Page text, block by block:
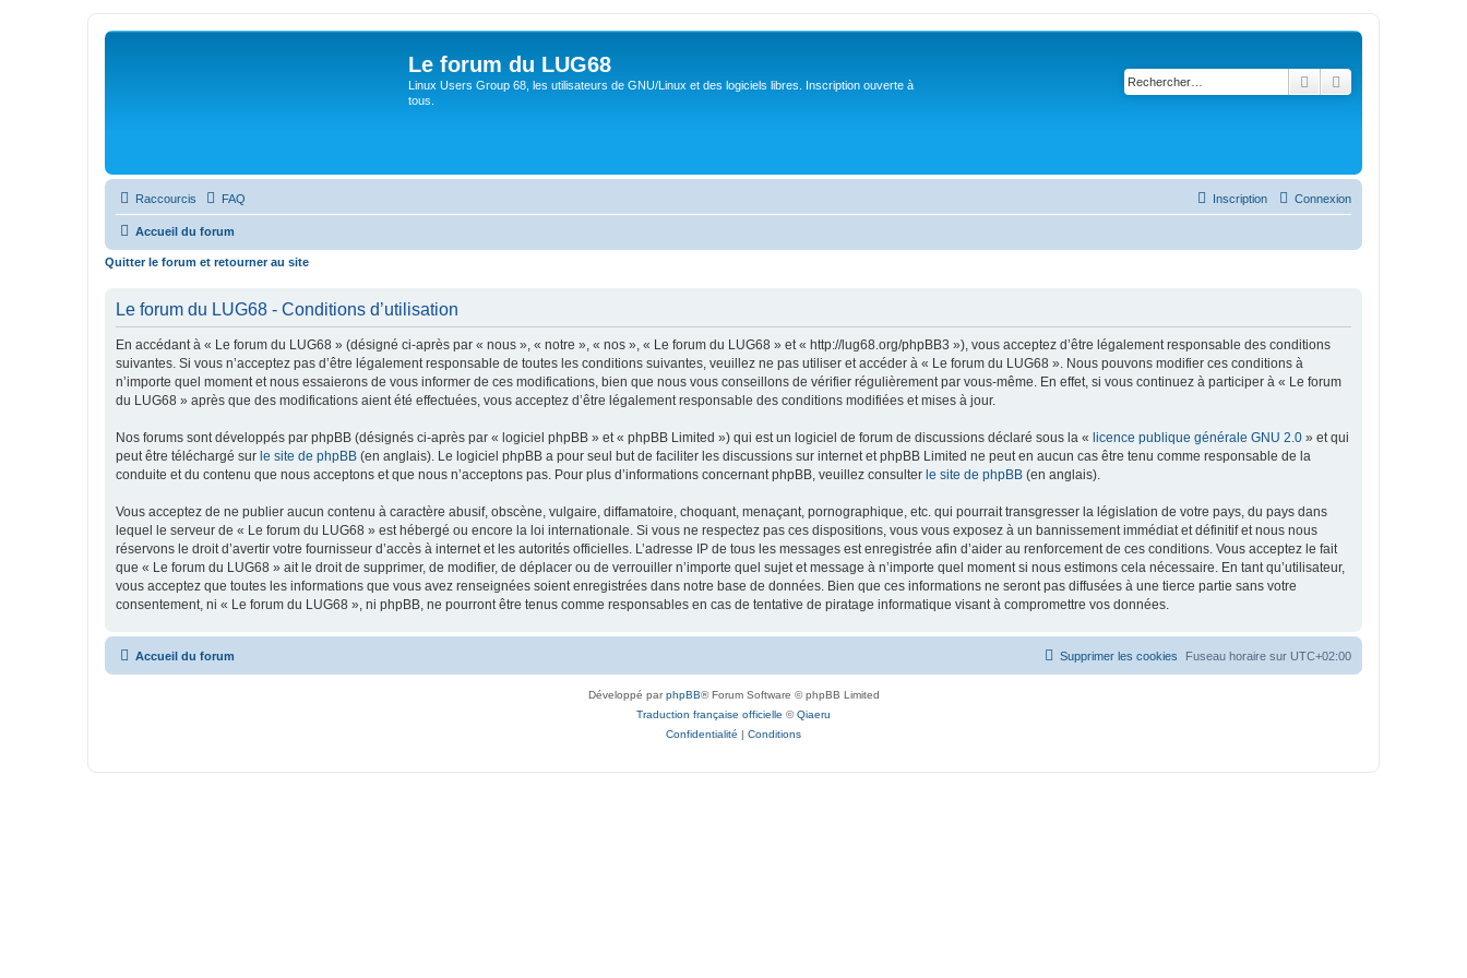
Le forum du LUG68
Linux Users Group 68, les utilisateurs de GNU/Linux et des logiciels libres. Inscription ouverte à
tous.
Rechercher
Raccourcis FAQ Connexion
Inscription
Accueil du forum
Quitter le forum et retourner au site
Le forum du LUG68 - Conditions d’utilisation
En accédant à « Le forum du LUG68 » (désigné ci-après par « nous », « notre », « nos », « Le forum du LUG68 » et « http://lug68.org/phpBB3 »), vous acceptez d’être légalement responsable des conditions
suivantes. Si vous n’acceptez pas d’être légalement responsable de toutes les conditions suivantes, veuillez ne pas utiliser et accéder à « Le forum du LUG68 ». Nous pouvons modifier ces conditions à
n’importe quel moment et nous essaierons de vous informer de ces modifications, bien que nous vous conseillons de vérifier régulièrement par vous-même. En effet, si vous continuez à participer à « Le forum
du LUG68 » après que des modifications aient été effectuées, vous acceptez d’être légalement responsable des conditions modifiées et mises à jour.
Nos forums sont développés par phpBB (désignés ci-après par « logiciel phpBB » et « phpBB Limited ») qui est un logiciel de forum de discussions déclaré sous la « licence publique générale GNU 2.0 » et qui
peut être téléchargé sur le site de phpBB (en anglais). Le logiciel phpBB a pour seul but de faciliter les discussions sur internet et phpBB Limited ne peut en aucun cas être tenu comme responsable de la
conduite et du contenu que nous acceptons et que nous n’acceptons pas. Pour plus d’informations concernant phpBB, veuillez consulter le site de phpBB (en anglais).
Vous acceptez de ne publier aucun contenu à caractère abusif, obscène, vulgaire, diffamatoire, choquant, menaçant, pornographique, etc. qui pourrait transgresser la législation de votre pays, du pays dans
lequel le serveur de « Le forum du LUG68 » est hébergé ou encore la loi internationale. Si vous ne respectez pas ces dispositions, vous vous exposez à un bannissement immédiat et définitif et nous nous
réservons le droit d’avertir votre fournisseur d’accès à internet et les autorités officielles. L’adresse IP de tous les messages est enregistrée afin d’aider au renforcement de ces conditions. Vous acceptez le fait
que « Le forum du LUG68 » ait le droit de supprimer, de modifier, de déplacer ou de verrouiller n’importe quel sujet et message à n’importe quel moment si nous estimons cela nécessaire. En tant qu’utilisateur,
vous acceptez que toutes les informations que vous avez renseignées soient enregistrées dans notre base de données. Bien que ces informations ne seront pas diffusées à une tierce partie sans votre
consentement, ni « Le forum du LUG68 », ni phpBB, ne pourront être tenus comme responsables en cas de tentative de piratage informatique visant à compromettre vos données.
Accueil du forum Fuseau horaire sur UTC+02:00
Supprimer les cookies
Développé parphpBB® Forum Software © phpBB Limited
Traduction française officielle ©Qiaeru
Confidentialité | Conditions